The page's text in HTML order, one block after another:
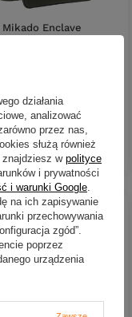
Mikado Enclave
5111.37PKT
produktówDO KOSZYKA
działania
analizować
przez nas,
służą również
znajdziesz wpolityce
i prywatności
i warunki Google
na ich zapisywanie
przechowywania
zgód”.
poprzez
urządzenia